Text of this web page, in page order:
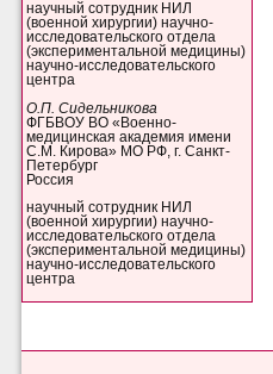
научный сотрудник НИЛ
(военной хирургии) научно-
исследовательского отдела
(экспериментальной медицины)
научно-исследовательского
центра
О.П. Сидельникова
ФГБВОУ ВО «Военно-
медицинская академия имени
С.М. Кирова» МО РФ, г. Санкт-
Петербург
Россия
научный сотрудник НИЛ
(военной хирургии) научно-
исследовательского отдела
(экспериментальной медицины)
научно-исследовательского
центра